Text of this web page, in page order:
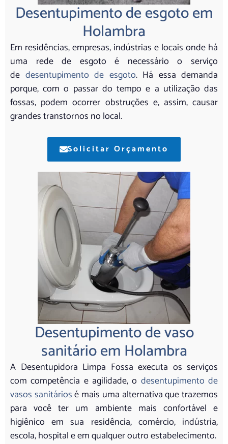
Desentupimento de esgoto em
Holambra
Em residências, empresas, indústrias e locais onde há
uma rede de esgoto é necessário o serviço
de desentupimento de esgoto. Há essa demanda
porque, com o passar do tempo e a utilização das
fossas, podem ocorrer obstruções e, assim, causar
grandes transtornos no local.
Solicitar Orçamento
Desentupimento de vaso
sanitário em Holambra
A Desentupidora Limpa Fossa executa os serviços
com competência e agilidade, o desentupimento de
vasos sanitáriosé mais uma alternativa que trazemos
para você ter um ambiente mais confortável e
higiênico em sua residência, comércio, indústria,
escola, hospital e em qualquer outro estabelecimento.